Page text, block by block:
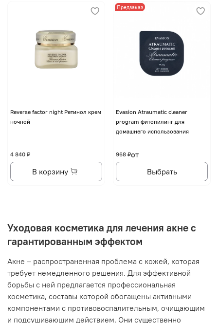
Reverse factor night Ретинол крем
ночной
4 840 ₽
В корзину
Предзаказ
Evasion Atraumatic cleaner
program фитопилинг для
домашнего использования
от
968 ₽
Выбрать
Уходовая косметика для лечения акне с
гарантированным эффектом
Акне – распространенная проблема с кожей, которая
требует немедленного решения. Для эффективной
борьбы с ней предлагается профессиональная
косметика, составы которой обогащены активными
компонентами с противовоспалительным, очищающим
и подсушивающим действием. Они существенно